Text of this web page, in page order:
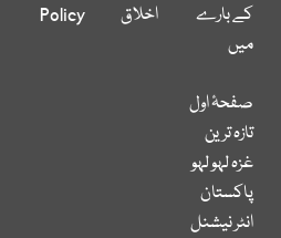
کے بارے
میں
اخلاق
Policy
صفحۂ اول
تازہ ترین
غزہ لہو لہو
پاکستان
انٹر نیشنل